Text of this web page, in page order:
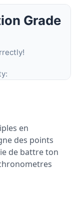
en
des points
de battre ton